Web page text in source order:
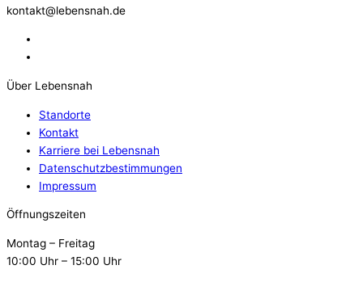
kontakt@lebensnah.de
Über Lebensnah
Standorte
Kontakt
Karriere bei Lebensnah
Datenschutzbestimmungen
Impressum
Öffnungszeiten
Montag – Freitag
10:00 Uhr – 15:00 Uhr